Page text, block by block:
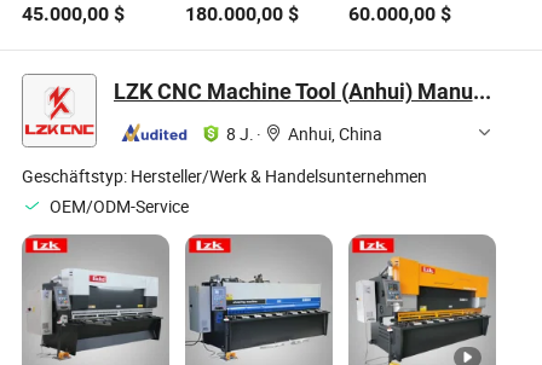
Fräsmaschine
vergleichbar mit
Amada-Qualität
45.000,00 $
Zwillingsköpfe
Fräsmaschine
180.000,00$
Fräsmaschine
Formenbau
60.000,00$
LZK CNC Machine Tool (Anhui) Manufacturing Co., Ltd.
8 J. ·
Anhui, China
Geschäftstyp: Hersteller/Werk & Handelsunternehmen
OEM/ODM-Service